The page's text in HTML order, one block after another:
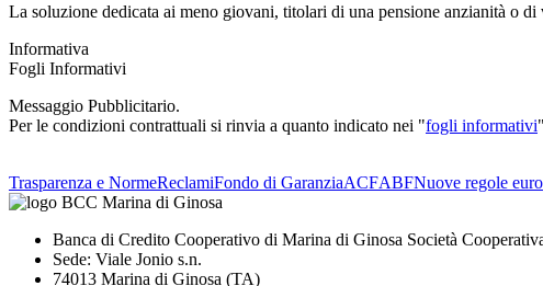
La soluzione dedicata ai meno giovani, titolari di una pensione anzianità o di
Informativa
Fogli Informativi
Messaggio Pubblicitario.
Per le condizioni contrattuali si rinvia a quanto indicato nei "fogli informativi
Trasparenza e NormeReclamiFondo di GaranziaACFABFNuove regole
Banca di Credito Cooperativo di Marina di Ginosa Società
Sede: Viale Jonio s.n.
74013 Marina di Ginosa (TA)